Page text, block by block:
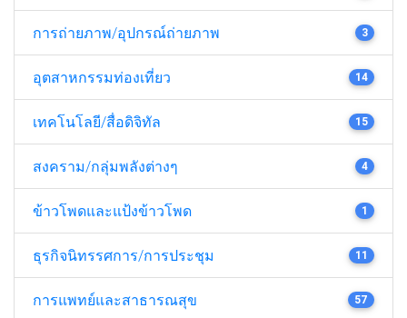
การถ่ายภาพ/อุปกรณ์ถ่ายภาพ 3
อุตสาหกรรมท่องเที่ยว 14
เทคโนโลยี/สื่อดิจิทัล 15
สงคราม/กลุ่มพลังต่างๆ 4
ข้าวโพดและแป้งข้าวโพด 1
ธุรกิจนิทรรศการ/การประชุม 11
การแพทย์และสาธารณสุข 57